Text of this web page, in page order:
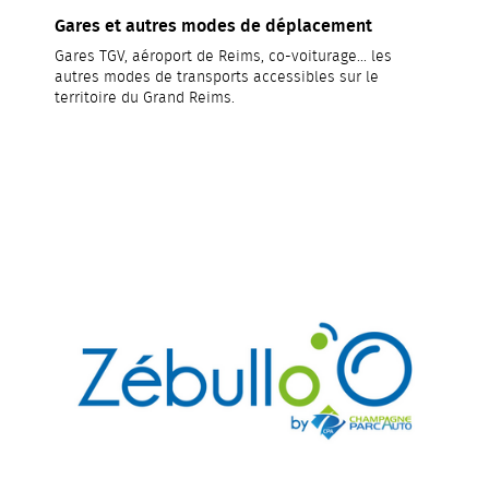
Gares et autres modes de déplacement
Gares TGV, aéroport de Reims, co-voiturage... les
autres modes de transports accessibles sur le
territoire du Grand Reims.